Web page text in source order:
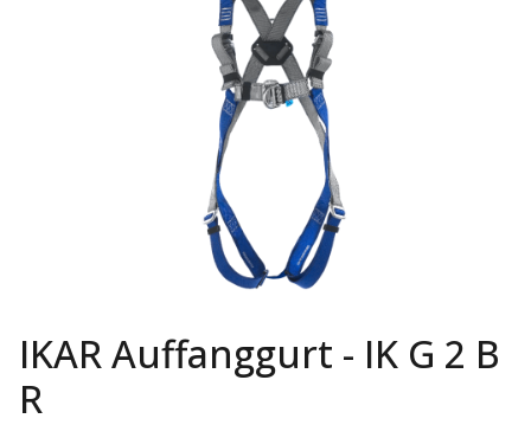
IKAR Auffanggurt - IK G 2 B
R